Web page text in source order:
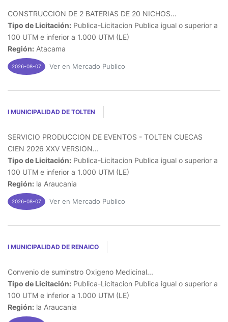
CONSTRUCCION DE 2 BATERIAS DE 20 NICHOS...
Tipo de Licitación: Publica-Licitacion Publica igual o superior a
100 UTM e inferior a 1.000 UTM (LE)
Región: Atacama
2026-08-07 Ver en Mercado Publico
I MUNICIPALIDAD DE TOLTEN
SERVICIO PRODUCCION DE EVENTOS - TOLTEN CUECAS
CIEN 2026 XXV VERSION...
Tipo de Licitación: Publica-Licitacion Publica igual o superior a
100 UTM e inferior a 1.000 UTM (LE)
Región: la Araucania
2026-08-07 Ver en Mercado Publico
I MUNICIPALIDAD DE RENAICO
Convenio de suminstro Oxigeno Medicinal...
Tipo de Licitación: Publica-Licitacion Publica igual o superior a
100 UTM e inferior a 1.000 UTM (LE)
Región: la Araucania